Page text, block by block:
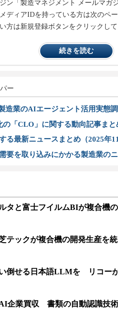
ン「製造マネジメント メールマガ
ディアIDを持っている方は次のペ
方は新規登録ボタンをクリックして
続きを読む
ー
造業のAIエージェント活用実態
の「CLO」に関する動向記事まと
る最新ニュースまとめ（2025年
要を取り込みにかかる製造業の
タと富士フイルムBIが複合機
テックが複合機の開発生産を
倒せる日本語LLMを リコー
企業買収 書類の自動認識技